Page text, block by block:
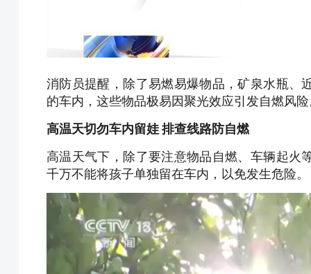
消防员提醒，除了易燃易爆物品，矿泉水瓶、
的车内，这些物品极易因聚光效应引发自燃风
高温天切勿车内留娃 排查线路防自燃
高温天气下，除了要注意物品自燃、车辆起火
千万不能将孩子单独留在车内，以免发生危险。